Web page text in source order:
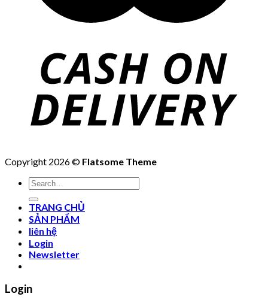
Copyright 2026 © Flatsome Theme
Search
for:
TRANG CHỦ
SẢN PHẨM
liên hệ
Login
Newsletter
Login